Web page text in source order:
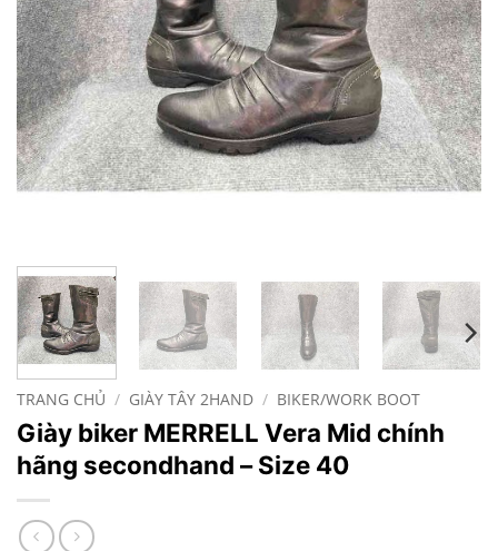
TRANG CHỦ / GIÀY TÂY 2HAND / BIKER/WORK BOOT
Giày biker MERRELL Vera Mid chính
hãng secondhand – Size 40